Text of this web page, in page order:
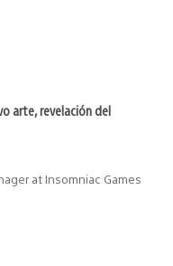
arte, revelación del
at Insomniac Games